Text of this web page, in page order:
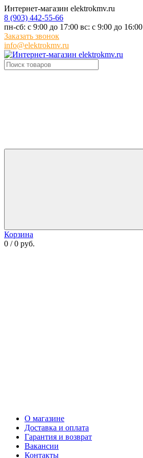
Интернет-магазин elektrokmv.ru
8 (903) 442-55-66
пн-сб: с 9:00 до 17:00 вс: с 9:00 до 16:00
Заказать звонок
info@elektrokmv.ru
Корзина
0 / 0 руб.
О магазине
Доставка и оплата
Гарантия и возврат
Вакансии
Контакты